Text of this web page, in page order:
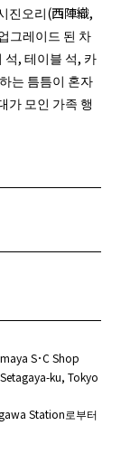
진오리(西陣織,
그레이드 된 차
석, 테이블 석, 카
는 틈틈이 혼자
가 모인 가족 행
S･C Shop
ku, Tokyo
Station로부터